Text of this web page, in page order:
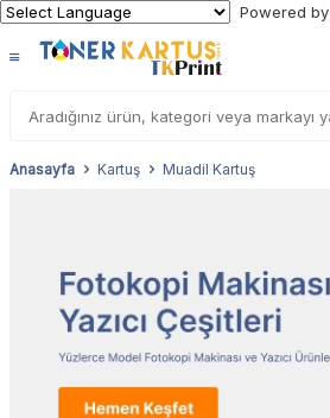
Powered by
Anasayfa Kartuş Muadil Kartuş